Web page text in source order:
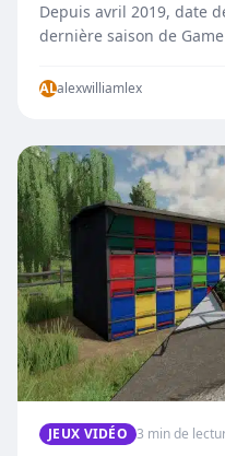
Depuis avril 2019, date
dernière saison de
ALalexwilliamlex
JEUX VIDÉO 3 min de